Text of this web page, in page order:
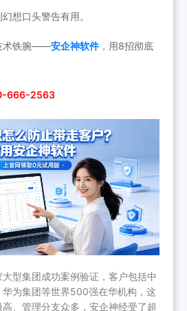
想口头警告有用。
术铁腕——安企神软件，用8招彻底
666-2563
型集团成功案例验证，客户包括中
华为集团等世界500强在华机构，这
、管理分支众多，安企神经受了超